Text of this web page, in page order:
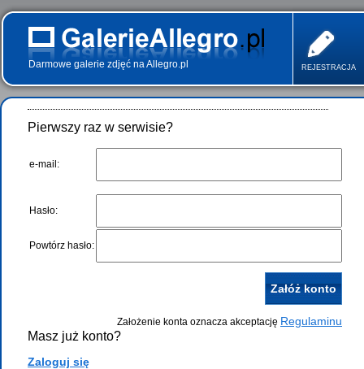
Darmowe galerie zdjęć na Allegro.pl REJESTRACJA
Pierwszy raz w serwisie?
e-mail:
Hasło:
Powtórz hasło:
Założenie konta oznacza akceptację Regulaminu
Masz już konto?
Zaloguj się